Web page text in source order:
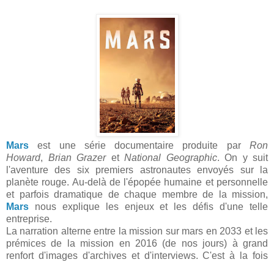
Mars est une série documentaire produite parRon
Howard, Brian Grazeret National Geographic. On y suit
l'aventure des six premiers astronautes envoyés sur la
planète rouge. Au-delà de l'épopée humaine et personnelle
et parfois dramatique de chaque membre de la mission,
Mars
nous explique les enjeux et les défis d'une telle
entreprise.
La narration alterne entre la mission sur mars en 2033 et les
prémices de la mission en 2016 (de nos jours) à grand
renfort d'images d'archives et d'interviews. C'est à la fois